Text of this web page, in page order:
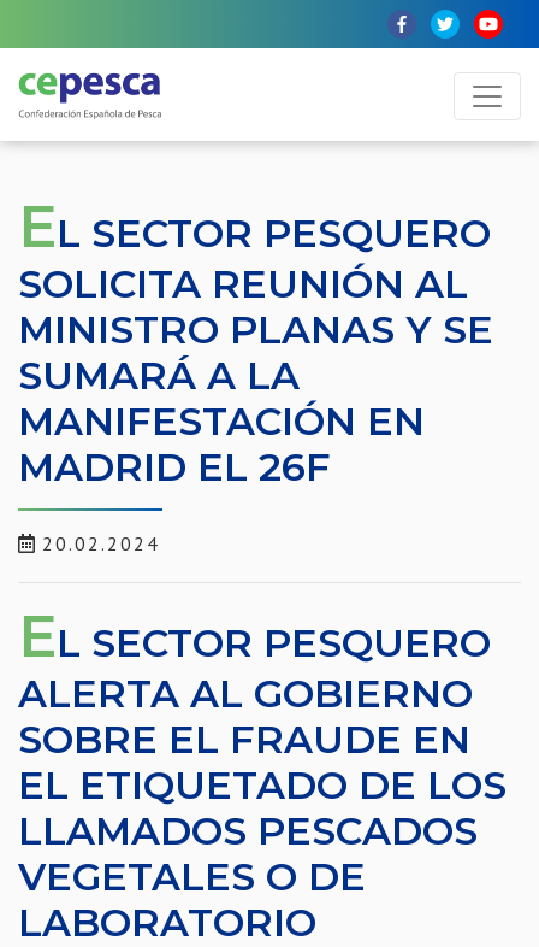
EL SECTOR PESQUERO
SOLICITA REUNIÓN AL
MINISTRO PLANAS Y SE
SUMARÁ A LA
MANIFESTACIÓN EN
MADRID EL 26F
20.02.2024
EL SECTOR PESQUERO
ALERTA AL GOBIERNO
SOBRE EL FRAUDE EN
EL ETIQUETADO DE LOS
LLAMADOS PESCADOS
VEGETALES O DE
LABORATORIO